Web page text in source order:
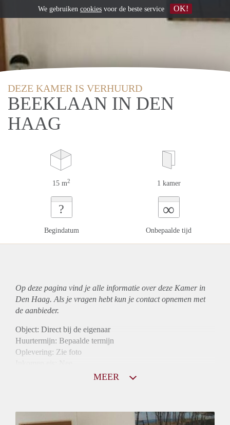
DEZE KAMER IS VERHUURD
BEEKLAAN IN DEN
HAAG
15 m2 1 kamer
?
Begindatum
∞
Onbepaalde tijd
Op deze pagina vind je alle informatie over deze Kamer in
Den Haag. Als je vragen hebt kun je contact opnemen met
de aanbieder.
Object: Direct bij de eigenaar
Huurtermijn: Bepaalde termijn
Oplevering: Zie foto
Gedeelde Douche: Ja
MEER
We gebruiken cookies voor de beste service OK!